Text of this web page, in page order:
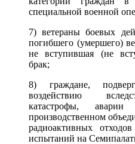
специальной военной
7) ветераны боевых
погибшего (умершего)
не вступившая (не
брак;
8) граждане,
воздействию
катастрофы,
производственном
радиоактивных
испытаний на